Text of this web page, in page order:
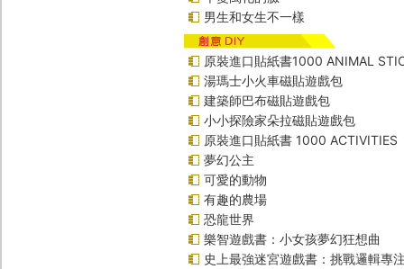
男生和女生不一樣
原裝進口貼紙書1000 ANIMAL
湯瑪士小火車磁貼遊戲包
建築師巴布磁貼遊戲包
小小探險家朵拉磁貼遊戲包
原裝進口貼紙書 1000 ACTIVITIES
夢幻公主
可愛的動物
有趣的農場
恐龍世界
樂智遊戲書：小女孩夢幻狂想曲
史上最強迷宮遊戲書：挑戰邏輯專